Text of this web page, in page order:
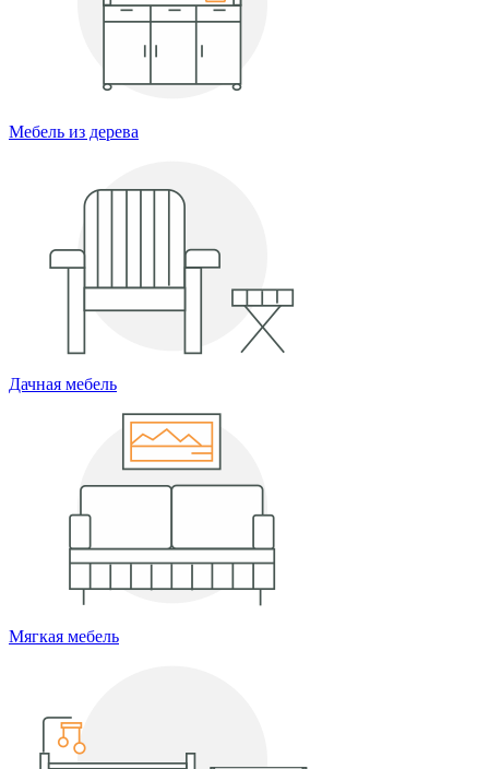
Мебель из дерева
Дачная мебель
Мягкая мебель